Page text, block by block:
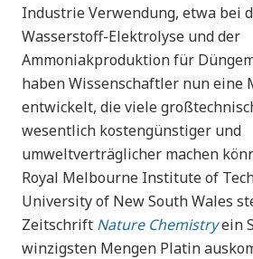
Industrie Verwendung, etwa bei
Wasserstoff-Elektrolyse und der
Ammoniakproduktion für
haben Wissenschaftler nun eine
entwickelt, die viele
wesentlich kostengünstiger und
umweltverträglicher machen
Royal Melbourne Institute of
University of New South Wales
Zeitschrift Nature Chemistryein
winzigsten Mengen Platin